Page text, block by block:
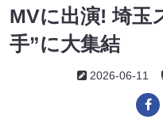
MVに出演! 埼玉
手”に大集結
2026-06-11